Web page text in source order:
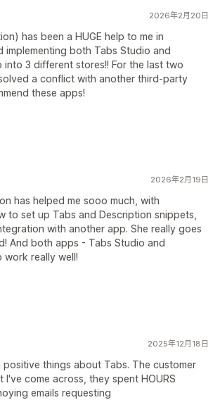
2026年2月20日
has been a HUGE help to me in
implementing both Tabs Studio and
into 3 different stores!! For the last two
a conflict with another third-party
these apps!
2026年2月19日
has helped me sooo much, with
to set up Tabs and Description snippets,
with another app. She really goes
And both apps - Tabs Studio and
work really well!
2025年12月18日
positive things about Tabs. The customer
come across, they spent HOURS
emails requesting